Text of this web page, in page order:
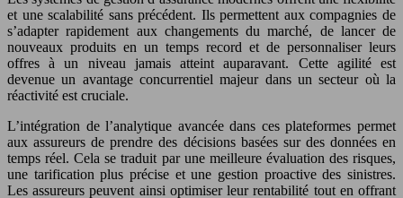
et une scalabilité sans précédent. Ils permettent aux compagnies de
s’adapter rapidement aux changements du marché, de lancer de
nouveaux produits en un temps record et de personnaliser leurs
offres à un niveau jamais atteint auparavant. Cette agilité est
devenue un avantage concurrentiel majeur dans un secteur où la
réactivité est cruciale.
L’intégration de l’analytique avancée dans ces plateformes permet
aux assureurs de prendre des décisions basées sur des données en
temps réel. Cela se traduit par une meilleure évaluation des risques,
une tarification plus précise et une gestion proactive des sinistres.
Les assureurs peuvent ainsi optimiser leur rentabilité tout en offrant